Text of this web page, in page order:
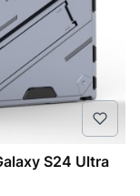
S24 Ultra